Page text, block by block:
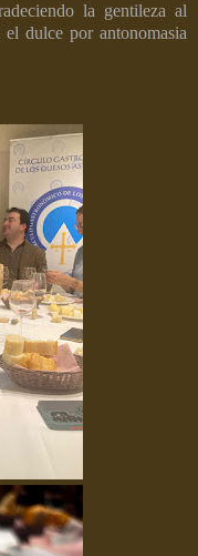
la gentileza al
dulce por antonomasia